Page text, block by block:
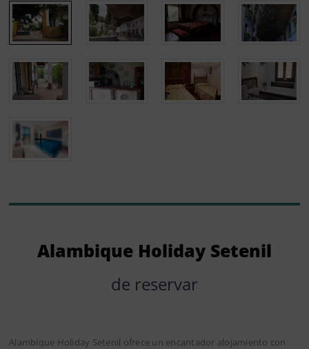
Alambique Holiday Setenil
de reservar
Alambique Holiday Setenil ofrece un encantador alojamiento con